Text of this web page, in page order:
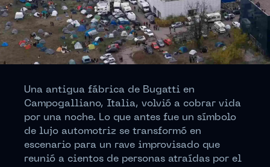
Una antigua fábrica de Bugatti en
Campogalliano, Italia, volvió a cobrar vida
por una noche. Lo que antes fue un símbolo
de lujo automotriz se transformó en
escenario para un rave improvisado que
reunió a cientos de personas atraídas por el